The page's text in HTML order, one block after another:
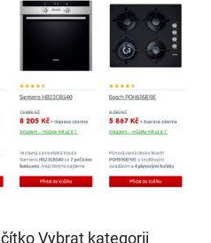
Vybrat kategorii